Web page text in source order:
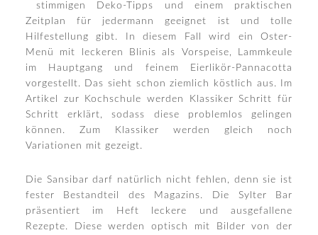
stimmigen Deko-Tipps und einem praktischen
Zeitplan für jedermann geeignet ist und tolle
Hilfestellung gibt. In diesem Fall wird ein Oster-
Menü mit leckeren Blinis als Vorspeise, Lammkeule
im Hauptgang und feinem Eierlikör-Pannacotta
vorgestellt. Das sieht schon ziemlich köstlich aus. Im
Artikel zur Kochschule werden Klassiker Schritt für
Schritt erklärt, sodass diese problemlos gelingen
können. Zum Klassiker werden gleich noch
Variationen mit gezeigt.
Die Sansibar darf natürlich nicht fehlen, denn sie ist
fester Bestandteil des Magazins. Die Sylter Bar
präsentiert im Heft leckere und ausgefallene
Rezepte. Diese werden optisch mit Bilder von der